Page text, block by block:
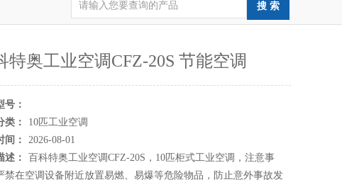
特奥工业空调CFZ-20S 节能空调
号：
类：
10匹工业空调
间：
2026-08-01
述：
百科特奥工业空调CFZ-20S，10匹柜式工业空调，注意事
禁在空调设备附近放置易燃、易爆等危险物品，防止意外事故发